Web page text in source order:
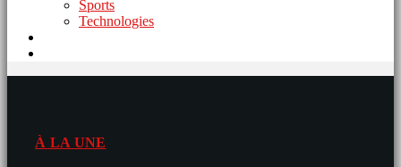
Sports
Technologies
À LA UNE